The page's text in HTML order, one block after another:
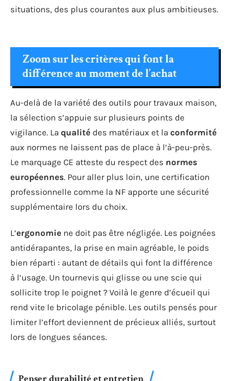
situations, des plus courantes aux plus ambitieuses.
Zoom sur les critères qui font la
différence au moment de l’achat
Au-delà de la variété des outils pour travaux maison,
la sélection s’appuie sur plusieurs points de
vigilance. La qualité des matériaux et la conformité
aux normes ne laissent pas de place à l’à-peu-près.
Le marquage CE atteste du respect des normes
européennes. Pour aller plus loin, une certification
professionnelle comme la NF apporte une sécurité
supplémentaire lors du choix.
L’ergonomie ne doit pas être négligée. Les poignées
antidérapantes, la prise en main agréable, le poids
bien réparti : autant de détails qui font la différence
à l’usage. Un tournevis qui glisse ou une scie qui
sollicite trop le poignet ? Voilà le genre d’écueil qui
rend vite le bricolage pénible. Les outils pensés pour
limiter l’effort deviennent de précieux alliés, surtout
lors de longues séances.
Penser durabilité et entretien